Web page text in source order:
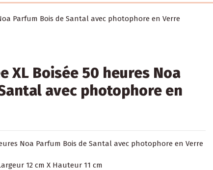
Parfum Bois de Santal avec photophore en Verre
XL Boisée 50 heures Noa
avec photophore en
Noa Parfum Bois de Santal avec photophore en Verre
12 cm X Hauteur 11 cm